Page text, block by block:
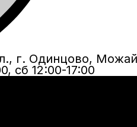
г. Одинцово,
сб 12:00-17:00